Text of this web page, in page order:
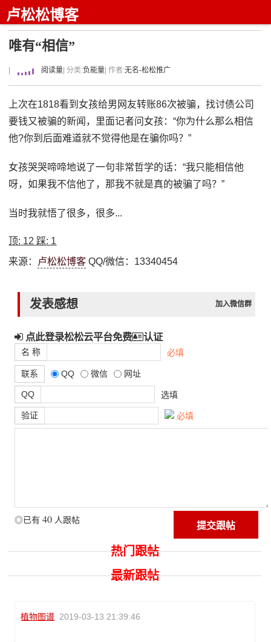
卢松松博客
唯有“相信”
阅读量 | 分类:负能量 | 作者:无名-松松推广
上次在1818看到女孩给男网友转账86次被骗，找讨债公司
要钱又被骗的新闻，里面记者问女孩：“你为什么那么相信
他?你到后面难道就不觉得他是在骗你吗？”
女孩哭哭啼啼地说了一句非常哲学的话：“我只能相信他
呀，如果我不信他了，那我不就是真的被骗了吗？”
当时我就悟了很多，很多...
顶: 12 踩: 1
来源： 卢松松博客 QQ/微信：13340454
发表感想 加入微信群
点此登录松松云平台免费 认证
名 称 必填
联系 QQ 微信 网址
QQ 选填
验证 必填
◎已有 40 人跟帖
热门跟帖
最新跟帖
植物图谱 2019-03-13 21:39:46